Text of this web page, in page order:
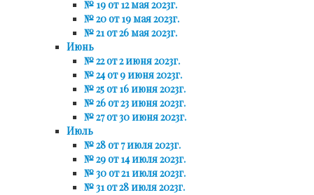
№ 19 от 12 мая 2023г.
№ 20 от 19 мая 2023г.
№ 21 от 26 мая 2023г.
Июнь
№ 22 от 2 июня 2023г.
№ 24 от 9 июня 2023г.
№ 25 от 16 июня 2023г.
№ 26 от 23 июня 2023г.
№ 27 от 30 июня 2023г.
Июль
№ 28 от 7 июля 2023г.
№ 29 от 14 июля 2023г.
№ 30 от 21 июля 2023г.
№ 31 от 28 июля 2023г.